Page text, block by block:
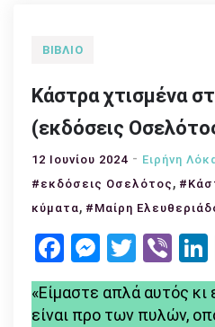
ΒΙΒΛΊΟ
Κάστρα χτισμένα
(εκδόσεις
12 Ιουνίου 2024 Ειρήνη
#εκδόσεις Οσελότος ,
κύματα, #Μαίρη
Facebook
«Είμαστε απλά αυτός κι
είναι προ των πυλών,